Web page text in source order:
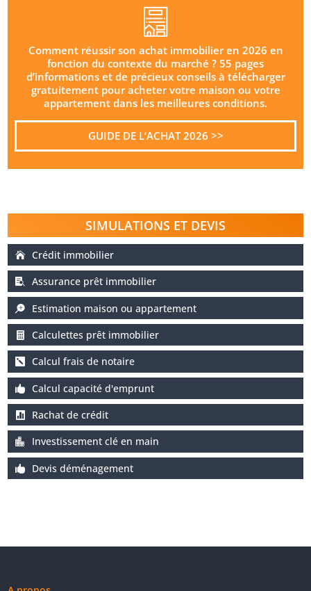
Comment réussir son achat immobilier en 2026 en
fonction du contexte du marché ? 55 pages
d’informations et de précieux conseils à télécharger
gratuitement pour acheter votre maison ou votre
appartement dans les meilleures conditions.
GUIDE DE L’ACHAT 2026 >>
SIMULATIONS ET DEVIS
Crédit immobilier
Assurance prêt immobilier
Estimation maison ou appartement
Calculettes prêt immobilier
Calcul frais de notaire
Calcul capacité d'emprunt
Rachat de crédit
Investissement clé en main
Devis déménagement